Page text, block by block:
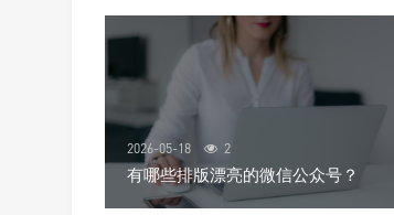
2026-05-18 2
有哪些排版漂亮的微信公众号？